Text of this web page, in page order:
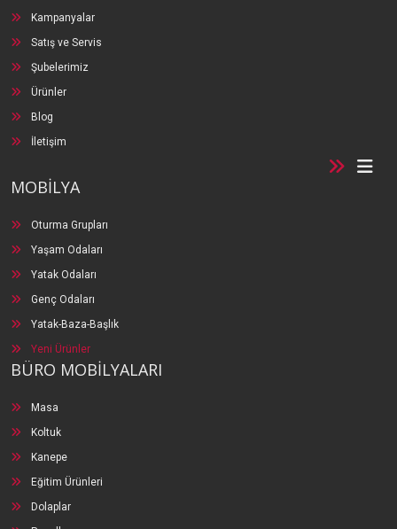
Kampanyalar
Satış ve Servis
Şubelerimiz
Ürünler
Blog
İletişim
MOBİLYA
Oturma Grupları
Yaşam Odaları
Yatak Odaları
Genç Odaları
Yatak-Baza-Başlık
Yeni Ürünler
BÜRO MOBİLYALARI
Masa
Koltuk
Kanepe
Eğitim Ürünleri
Dolaplar